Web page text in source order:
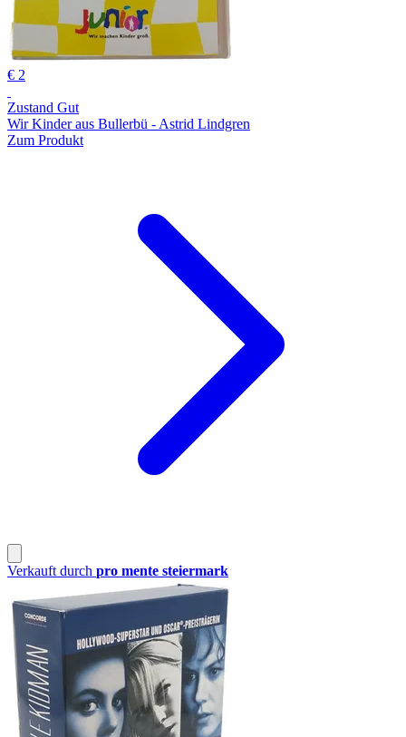
€ 2
Zustand Gut
Wir Kinder aus Bullerbü - Astrid Lindgren
Zum Produkt
Verkauft durch pro mente steiermark